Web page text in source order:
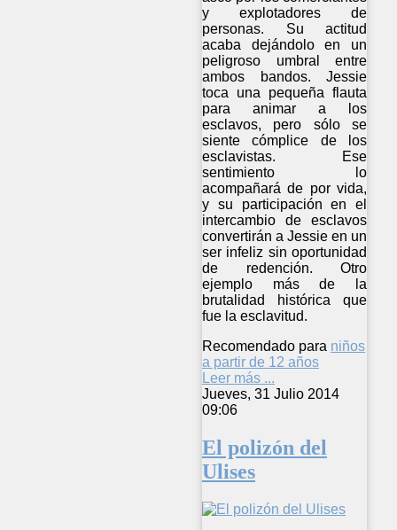
y explotadores de
personas. Su actitud
acaba dejándolo en un
peligroso umbral entre
ambos bandos. Jessie
toca una pequeña flauta
para animar a los
esclavos, pero sólo se
siente cómplice de los
esclavistas. Ese
sentimiento lo
acompañará de por vida,
y su participación en el
intercambio de esclavos
convertirán a Jessie en un
ser infeliz sin oportunidad
de redención. Otro
ejemplo más de la
brutalidad histórica que
fue la esclavitud.
Recomendado para niños
a partir de 12 años
Leer más ...
Jueves, 31 Julio 2014
09:06
El polizón del
Ulises